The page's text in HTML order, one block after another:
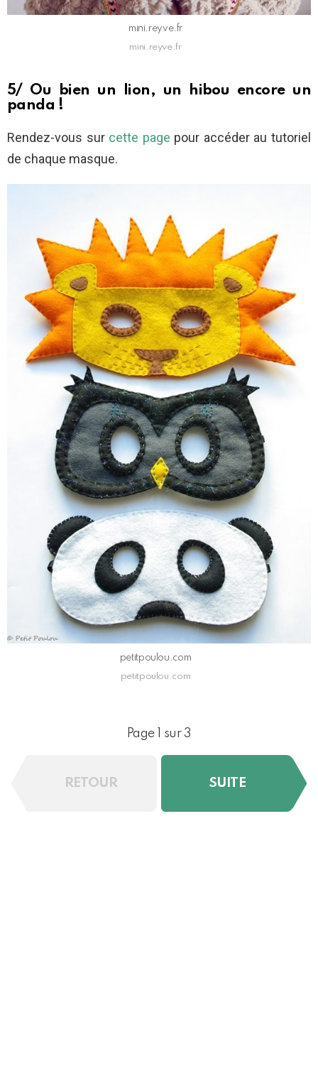
mini.reyve.fr
mini.reyve.fr
5/ Ou bien un lion, un hibou encore un
panda !
Rendez-vous sur cette page pour accéder au tutoriel
de chaque masque.
petitpoulou.com
petitpoulou.com
Page 1 sur 3
RETOUR SUITE